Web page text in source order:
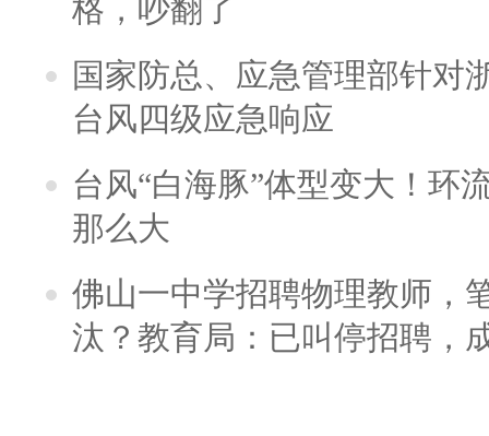
格，吵翻了
国家防总、应急管理部针对
台风四级应急响应
台风“白海豚”体型变大！环
那么大
佛山一中学招聘物理教师，
汰？教育局：已叫停招聘，